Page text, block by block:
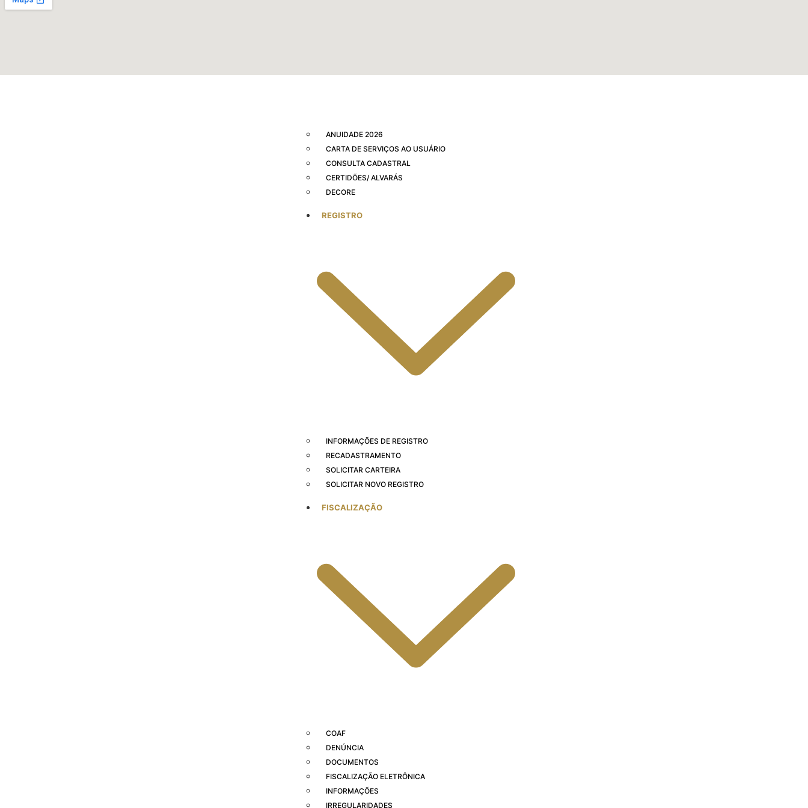
ANUIDADE 2026
CARTA DE SERVIÇOS AO USUÁRIO
CONSULTA CADASTRAL
CERTIDÕES/ ALVARÁS
DECORE
REGISTRO
INFORMAÇÕES DE REGISTRO
RECADASTRAMENTO
SOLICITAR CARTEIRA
SOLICITAR NOVO REGISTRO
FISCALIZAÇÃO
COAF
DENÚNCIA
DOCUMENTOS
FISCALIZAÇÃO ELETRÔNICA
INFORMAÇÕES
IRREGULARIDADES